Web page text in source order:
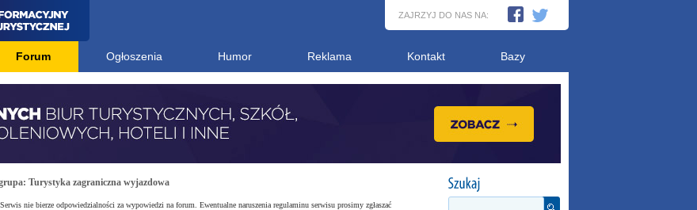
ZAJRZYJ DO NAS NA:
Forum Ogłoszenia Humor Reklama Kontakt Bazy
Turystyka zagraniczna wyjazdowa
nie bierze odpowiedzialności za wypowiedzi na forum. Ewentualne naruszenia regulaminu serwisu prosimy zgłaszać